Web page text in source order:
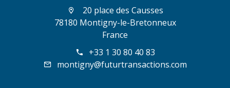
20 place des Causses
78180 Montigny-le-Bretonneux
France
+33 1 30 80 40 83
montigny@futurtransactions.com